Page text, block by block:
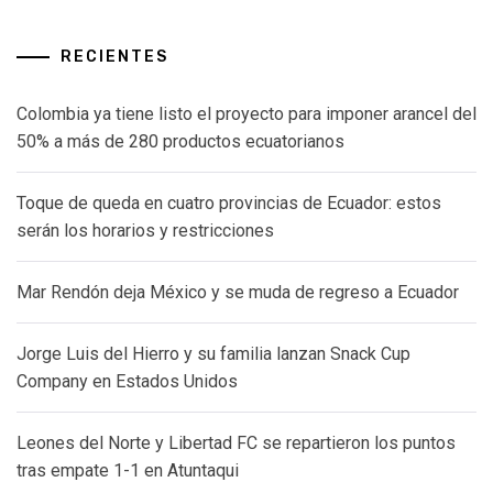
RECIENTES
Colombia ya tiene listo el proyecto para imponer arancel del
50% a más de 280 productos ecuatorianos
Toque de queda en cuatro provincias de Ecuador: estos
serán los horarios y restricciones
Mar Rendón deja México y se muda de regreso a Ecuador
Jorge Luis del Hierro y su familia lanzan Snack Cup
Company en Estados Unidos
Leones del Norte y Libertad FC se repartieron los puntos
tras empate 1-1 en Atuntaqui